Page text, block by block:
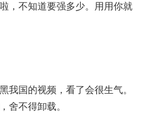
，不知道要强多少。用用你就
我国的视频，看了会很生气。
舍不得卸载。